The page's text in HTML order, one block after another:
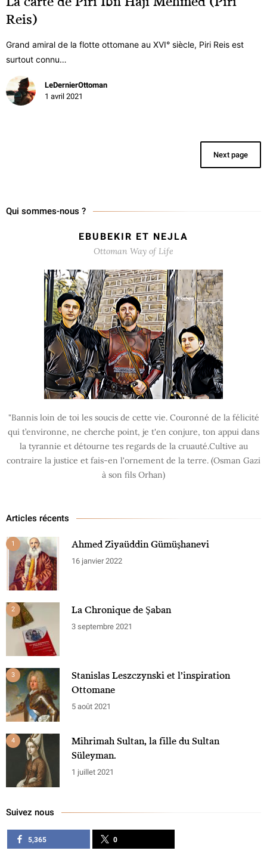
Reis)
Grand amiral de la flotte ottomane au XVI° siècle, Piri Reis est
surtout connu…
LeDernierOttoman
1 avril 2021
Next page
Qui sommes-nous ?
EBUBEKIR ET NEJLA
Ottoman Way of Life
"Bannis loin de toi les soucis de cette vie. Couronné de la félicité
qui t’environne, ne cherche point, je t'en conjure, ton appui dans
la tyrannie et détourne tes regards de la cruauté.Cultive au
contraire la justice et fais-en l'ornement de la terre. (Osman Gazi
à son fils Orhan)
Articles récents
1 Ahmed Ziyaüddin Gümüşhanevi
16 janvier 2022
2 La Chronique de Şaban
3 septembre 2021
3
Stanislas Leszczynski et l’inspiration
Ottomane
5 août 2021
4
Mihrimah Sultan, la fille du Sultan
Süleyman.
1 juillet 2021
Suivez nous
5,365 0